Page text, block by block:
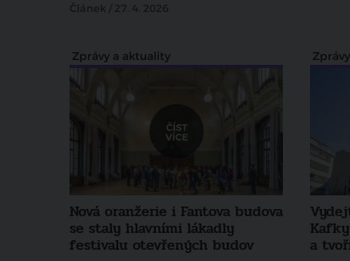
Článek / 27. 4. 2026
Zprávy a aktuality
Nová oranžerie i Fantova budova
se staly hlavními lákadly
festivalu otevřených budov a